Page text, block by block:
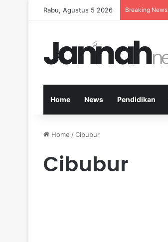
Rabu, Agustus 5 2026 Breaking News
Home News Pendidikan
Home /Cibubur
Cibubur